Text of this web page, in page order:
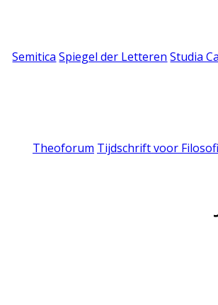
Semitica Spiegel der Letteren Studia
Theoforum Tijdschrift voor